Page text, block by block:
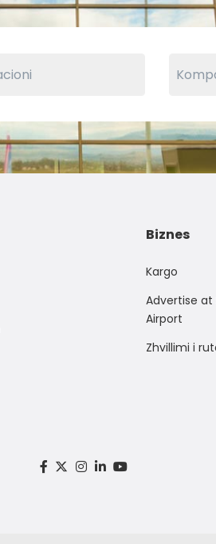
Biznes
Kargo
Advertise at
Airport
Zhvillimi i